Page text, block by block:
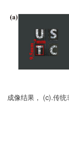
图2. (a).成
成像结果， (c).传统